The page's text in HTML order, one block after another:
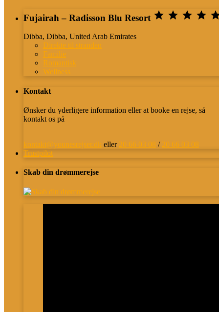
Fujairah – Radisson Blu Resort    
Dibba, Dibba, United Arab Emirates
Direkte til stranden
Familie
Romantisk
Wellness
Kontakt
Ønsker du yderligere information eller at booke en rejse, så
kontakt os på
kontakt@younesrejser.dk eller 20 66 03 08 / 20 66 03 08
Trustpilot
Skab din drømmerejse